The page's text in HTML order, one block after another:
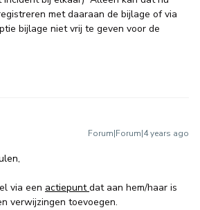
met daaraan de bijlage of via
bijlage niet vrij te geven voor de
Forum|Forum|4 years ago
,
via een actiepuntdat aan hem/haar is
verwijzingen toevoegen.